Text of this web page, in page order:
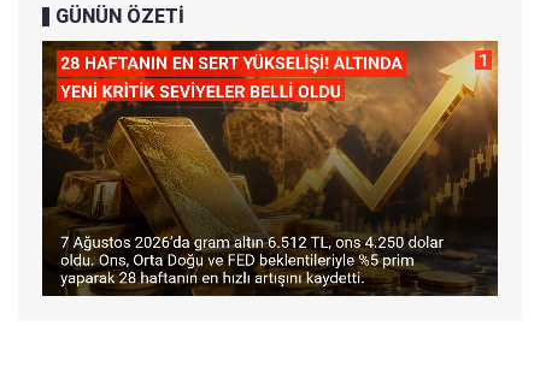
GÜNÜN ÖZETİ